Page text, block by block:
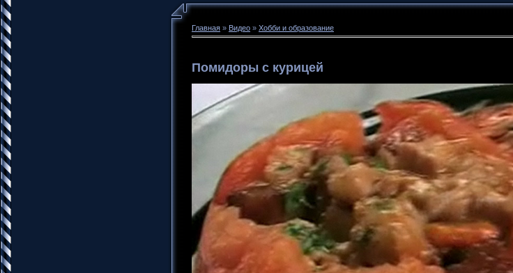
Главная » Видео » Хобби и образование
Помидоры с курицей